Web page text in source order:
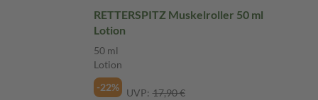
RETTERSPITZ Muskelroller 50 ml
Lotion
50 ml
Lotion
-22%
UVP: 17,90 €